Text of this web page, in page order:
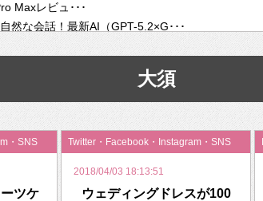
Maxレビュ･･･
然な会話！最新AI（GPT-5.2×G･･･
性】VITURE Luma Ultra･･･
破。ジャストシステム、”自分が今話し･･･
「自分で作って、想いを渡す」 TE･･･
大須
・SNS
ツケ
Twitter・Facebook・Instagram・SNS
2018/04/03 18:13:51
ウェディングドレスが100